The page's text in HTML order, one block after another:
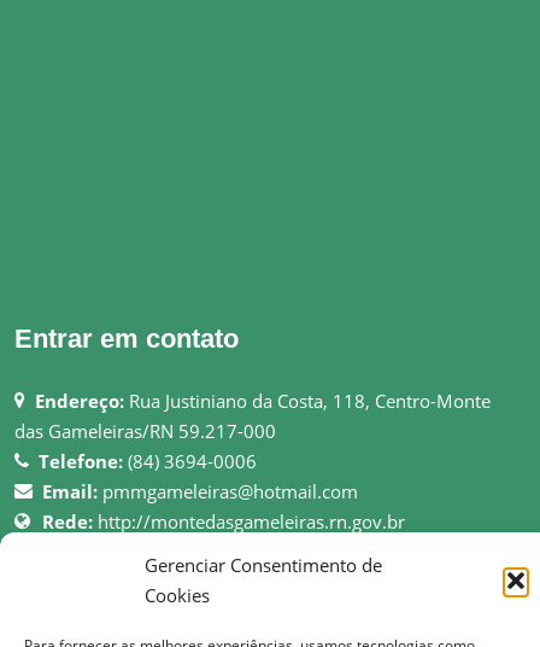
Gerenciar Consentimento de
Cookies
Entrar em contato
Endereço: Rua Justiniano da Costa, 118, Centro-Monte
das Gameleiras/RN 59.217-000
Telefone: (84) 3694-0006
Email: pmmgameleiras@hotmail.com
Rede: http://montedasgameleiras.rn.gov.br
Atendimento ao Público: 08h as 13h